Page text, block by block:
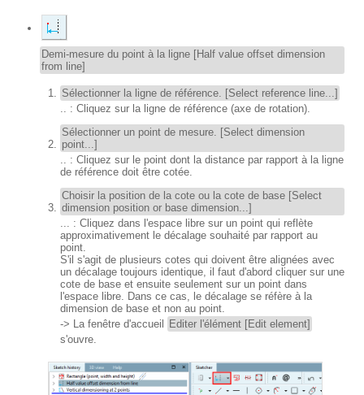
Demi-mesure du point à la ligne [Half value offset dimension
from line]
Sélectionner la ligne de référence. [Select reference line...]
.. : Cliquez sur la ligne de référence (axe de rotation).
Sélectionner un point de mesure. [Select dimension
point...]
.. : Cliquez sur le point dont la distance par rapport à la ligne
de référence doit être cotée.
Choisir la position de la cote ou la cote de base [Select
dimension position or base dimension...]
... : Cliquez dans l'espace libre sur un point qui reflète
approximativement le décalage souhaité par rapport au
point.
S'il s'agit de plusieurs cotes qui doivent être alignées avec
un décalage toujours identique, il faut d'abord cliquer sur une
cote de base et ensuite seulement sur un point dans
l'espace libre. Dans ce cas, le décalage se réfère à la
dimension de base et non au point.
-> La fenêtre d'accueil
Editer l'élément [Edit element]
s'ouvre.